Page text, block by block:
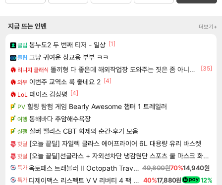
지금 뜨는 인벤 더보기+
클립 봉누도2 두 번째 티저 - 일상 [1]
클립 그냥 귀여운 상교용 부부 ㅋㅋ
리니지 클래식 똘끼형 다 좋은데 해외작업장 도와주는 짓은 좀 아니지않냐?
[35]
와우 이번주 교역소 룩 좋네요 2 [4]
LoL 페이즈 감상평 [4]
PV 힐링 탐험 게임 Bearly Awesome 챕터 1 트레일러
여행 동해바다 추암해수욕장
실팰 실버 팰리스 CBT 화제의 순간·후기 모음
핫딜 [오늘 끝딜] 자일렉 글라스 에어프라이어 6L 대용량 유리 바스켓
핫딜 [오늘 끝딜]선글라스 + 자외선차단 냉감원단 스포츠 쿨 마스크 화이트 1매입
특가 옥토패스 트래블러 II Octopath Traveler II 49,800원70%14,940원
특가 디제이맥스 리스펙트 V V 리버티 4 팩 DJMAX RESPECT V V Liberty 4 Pack DLC 40%17,880원 12%